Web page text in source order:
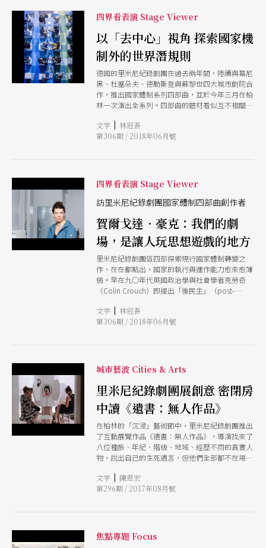
四界看表演 Stage Viewer
以「去中心」視角 探索國家機
制外的世界潛規則
德國的里米尼紀錄劇團在過去兩年間，陸續與幕尼
黑、杜塞朵夫、德勒斯登與蘇黎世四大城市劇院合
作，推出國家體制系列四部曲，並於今年三月在柏
林一次演出全系列。四部曲的題材看似互不相關，
秘密警察、建築工程案、演算法與世界經濟論壇這
四個領域，透過劇團擅長的互動演出形式，讓觀眾
文字 | 林冠吾
第306期 / 2018年06月號
四界看表演 Stage Viewer
訪里米尼紀錄劇團國家體制四部曲創作者
賀爾戈達．豪克：我們的劇
場，是讓人玩思想遊戲的地方
里米尼紀錄劇團這四部探索現行國家體制轉變之
作，在在都點出，國家的執行與運作能力愈來愈薄
弱。早在九○年代英國政治學與社會學者克勞奇
（Colin Crouch）即提出「後民主」（post-
政治事務有直接影響力的舊民主觀念。在提倡解除
國家管制，自由市場經濟至上的新自由主義風行之
解這四部作品，筆者在柏林特地邀約了里米尼紀錄
劇團的女導演賀爾歌達．豪克（Helgard Haug）
談談其創作動機、構思與目的。
文字 | 林冠吾
第306期 / 2018年06月號
城市藝波 Cities & Arts
里米尼紀錄劇團展創意 密閉房
中讀《遺書：無人作品》
在柏林的「沉浸」藝術節中，里米尼紀錄劇團推出
了互動展覽作品《遺書：無人作品》，導演找來了
八位種族、年紀、階級、地域、經歷不同的真實人
物，說出自己的生死遺言，但他們全部都不在場，
米尼克．胡柏打造了八個房間，觀眾輪流進入聆聽
人物的故事與遺言，八個故事不僅訴說死亡，還觸
文字 | 陳思宏
第296期 / 2017年08月號
焦點專題 Focus